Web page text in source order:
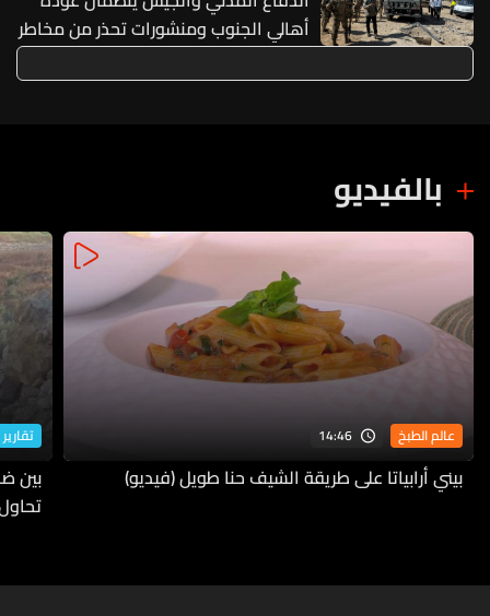
أهالي الجنوب ومنشورات تحذر من مخاطر
الالغام
بالفيديو
عالم الطبخ 14:46
بيني أرابياتا على طريقة الشيف حنا طويل (فيديو)
بين